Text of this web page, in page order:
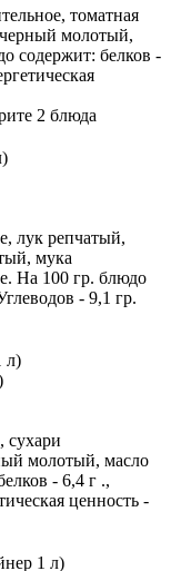
томатная
черный молотый,
содержит: белков -
2 блюда
лук репчатый,
мука
На 100 гр. блюдо
- 9,1 гр.
сухари
молотый, масло
- 6,4 г .,
ценность -